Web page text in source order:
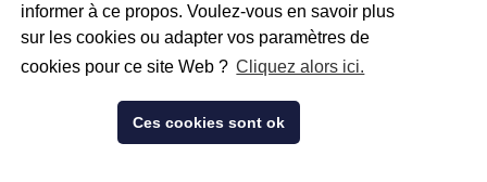
informer à ce propos. Voulez-vous en savoir plus
sur les cookies ou adapter vos paramètres de
cookies pour ce site Web ? Cliquez alors ici.
Ces cookies sont ok